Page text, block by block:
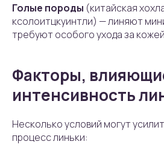
Голые породы (китайская
ксолоитцкуинтли) — линяют
требуют особого ухода за
Факторы,
интенсивность
Несколько условий могут
процесс линьки: